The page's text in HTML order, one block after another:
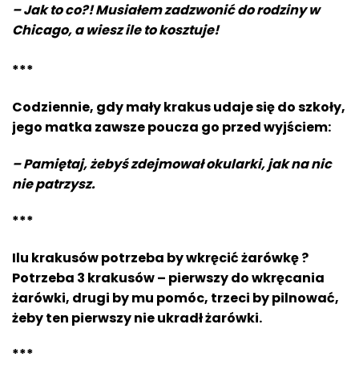
– Jak to co?! Musiałem zadzwonić do rodziny w
Chicago, a wiesz ile to kosztuje!
***
Codziennie, gdy mały krakus udaje się do szkoły,
jego matka zawsze poucza go przed wyjściem:
– Pamiętaj, żebyś zdejmował okularki, jak na nic
nie patrzysz.
***
Ilu krakusów potrzeba by wkręcić żarówkę ?
Potrzeba 3 krakusów – pierwszy do wkręcania
żarówki, drugi by mu pomóc, trzeci by pilnować,
żeby ten pierwszy nie ukradł żarówki.
***